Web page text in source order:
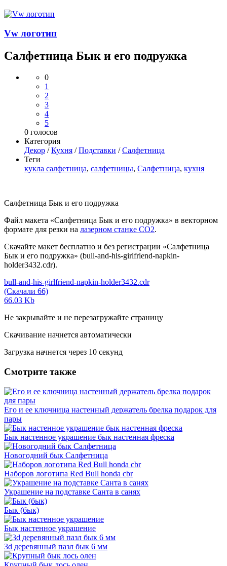
Vw логотип
Салфетница Бык и его подружка
0
1
2
3
4
5
0 голосов
Категория
Декор /Кухня /Подставки /Салфетница
Теги
кукла салфетница, салфетницы, Салфетница, кухня
Салфетница Бык и его подружка
Файл макета «Салфетница Бык и его подружка» в векторном
формате для резки на лазерном станке СО2.
Скачайте макет бесплатно и без регистрации «Салфетница
Бык и его подружка» (bull-and-his-girlfriend-napkin-
holder3432.cdr).
bull-and-his-girlfriend-napkin-holder3432.cdr
(Скачали 66)
66.03 Kb
Не закрывайте и не перезагружайте страницу
Скачивание начнется автоматически
Загрузка начнется через 10 секунд
Смотрите также
Его и ее ключница настенный держатель брелка подарок для
пары
Бык настенное украшение бык настенная фреска
Новогодний бык Салфетница
Наборов логотипа Red Bull honda cbr
Украшение на подставке Санта в санях
Бык (бык)
Бык настенное украшение
3d деревянный пазл бык 6 мм